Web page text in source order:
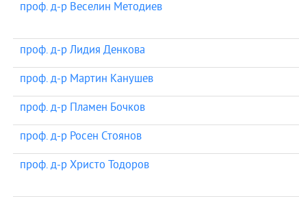
проф. д-р Веселин Методиев
проф. д-р Лидия Денкова
проф. д-р Мартин Канушев
проф. д-р Пламен Бочков
проф. д-р Росен Стоянов
проф. д-р Христо Тодоров